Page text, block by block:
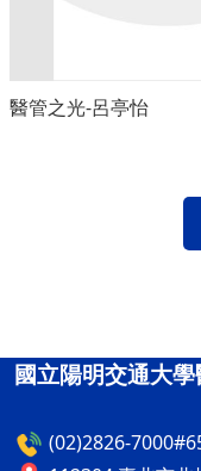
醫管之光-呂亭怡
國立陽明交通大
(02)2826-